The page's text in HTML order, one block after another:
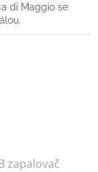
di Maggio se
zapalovač